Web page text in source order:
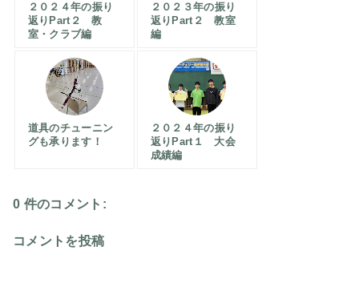
２０２４年の振り
返りPart２ 教
室・クラブ編
２０２３年の振り
返りPart２ 教室
編
道具のチューニン
グも承ります！
２０２４年の振り
返りPart１ 大会
成績編
0 件のコメント:
コメントを投稿